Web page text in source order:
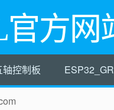
官方网
控制板